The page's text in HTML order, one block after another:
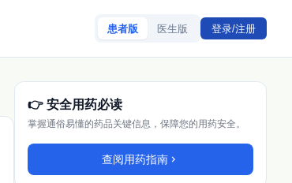
患者版 医生版 登录/注册
👉 安全用药必读
掌握通俗易懂的药品关键信息，保障您的用药安全。
查阅用药指南 chevron_right